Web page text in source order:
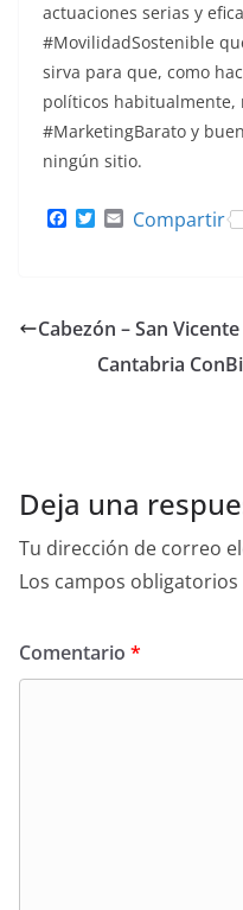
actuaciones serias y
#MovilidadSostenible
sirva para que, como
políticos habitualmente,
#MarketingBarato y
ningún sitio.
o
T
r
Compartir
Cabezón – San
Cantabria
Deja una
Tu dirección de correo
Los campos
Comentario *